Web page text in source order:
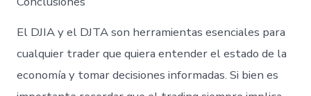
El DJIA y el DJTA son herramientas esenciales para
cualquier trader que quiera entender el estado de la
economía y tomar decisiones informadas. Si bien es